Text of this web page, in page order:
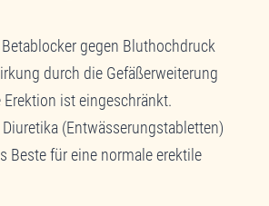
gegen Bluthochdruck
durch die Gefäßerweiterung
ist eingeschränkt.
(Entwässerungstabletten)
Beste für eine normale erektile